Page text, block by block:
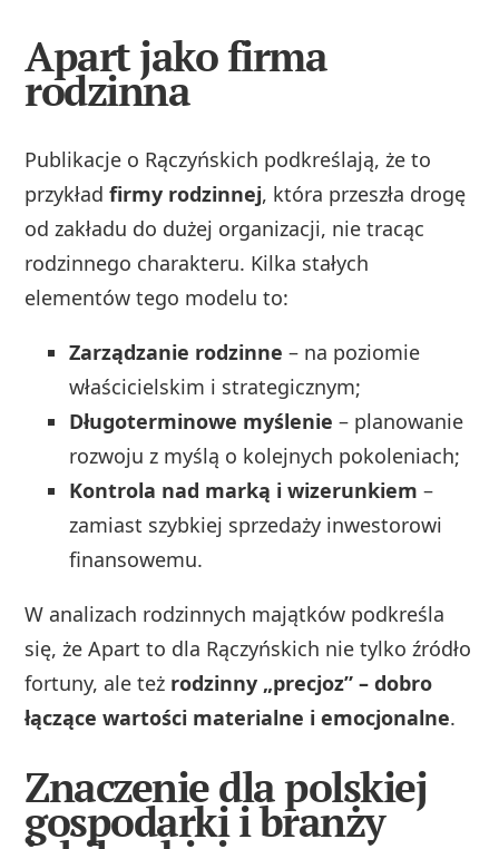
Apart jako firma
rodzinna
Publikacje o Rączyńskich podkreślają, że to
przykładfirmy rodzinnej, która przeszła drogę
od zakładu do dużej organizacji, nie tracąc
rodzinnego charakteru. Kilka stałych
elementów tego modelu to:
Zarządzanie rodzinne – na poziomie
właścicielskim i strategicznym;
Długoterminowe myślenie – planowanie
rozwoju z myślą o kolejnych pokoleniach;
Kontrola nad marką i wizerunkiem –
zamiast szybkiej sprzedaży inwestorowi
finansowemu.
W analizach rodzinnych majątków podkreśla
się, że Apart to dla Rączyńskich nie tylko źródło
fortuny, ale też rodzinny „precjoz” – dobro
łączące wartości materialne i emocjonalne.
Znaczenie dla polskiej
gospodarki i branży